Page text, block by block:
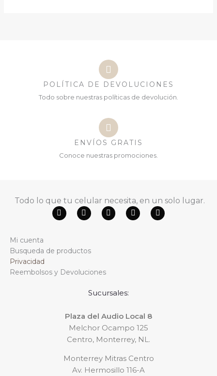
POLÍTICA DE DEVOLUCIONES
Todo sobre nuestras políticas de devolución.
ENVÍOS GRATIS
Conoce nuestras promociones.
Todo lo que tu celular necesita, en un solo lugar.
F
a
o
o
Y
o
b
e
W
h
T
i
I
n
Mi cuenta
Busqueda de productos
Privacidad
Reembolsos y Devoluciones
Sucursales:
Plaza del Audio Local 8
Melchor Ocampo 125
Centro, Monterrey, NL.
Monterrey Mitras Centro
Av. Hermosillo 116-A